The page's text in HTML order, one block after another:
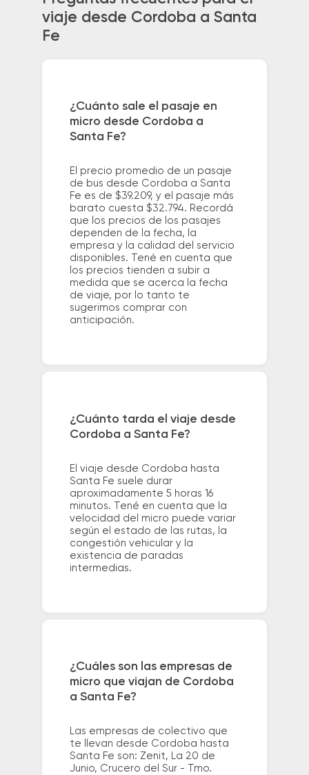
viaje desde Cordoba a Santa
Fe
¿Cuánto sale el pasaje en
micro desde Cordoba a
Santa Fe?
El precio promedio de un pasaje
de bus desde Cordoba a Santa
Fe es de $39.209, y el pasaje más
barato cuesta $32.794. Recordá
que los precios de los pasajes
dependen de la fecha, la
empresa y la calidad del servicio
disponibles. Tené en cuenta que
los precios tienden a subir a
medida que se acerca la fecha
de viaje, por lo tanto te
sugerimos comprar con
anticipación.
¿Cuánto tarda el viaje desde
Cordoba a Santa Fe?
El viaje desde Cordoba hasta
Santa Fe suele durar
aproximadamente 5 horas 16
minutos. Tené en cuenta que la
velocidad del micro puede variar
según el estado de las rutas, la
congestión vehicular y la
existencia de paradas
intermedias.
¿Cuáles son las empresas de
micro que viajan de Cordoba
a Santa Fe?
Las empresas de colectivo que
te llevan desde Cordoba hasta
Santa Fe son: Zenit, La 20 de
Junio, Crucero del Sur - Tmo.